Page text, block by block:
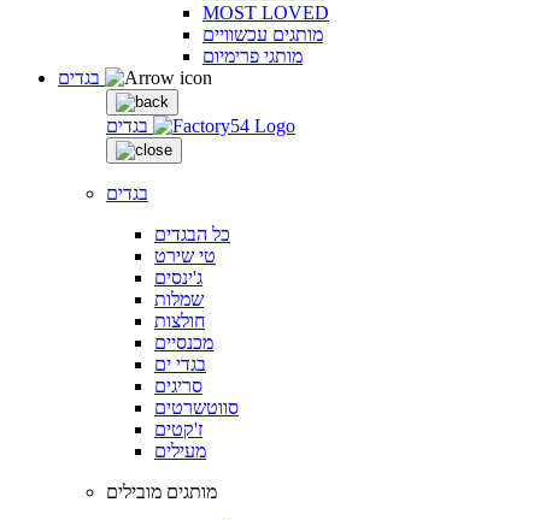
MOST LOVED
מותגים עכשוויים
מותגי פרימיום
בגדים
בגדים
כל הבגדים
טי שירט
ג'ינסים
שמלות
חולצות
מכנסיים
בגדי ים
סריגים
סווטשרטים
ז'קטים
מעילים
מותגים מובילים